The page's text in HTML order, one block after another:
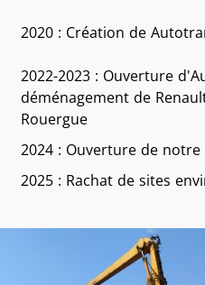
2020 : Création de
2022-2023 : Ouverture
déménagement de
Rouergue
2024 : Ouverture de notre
2025 : Rachat de sites